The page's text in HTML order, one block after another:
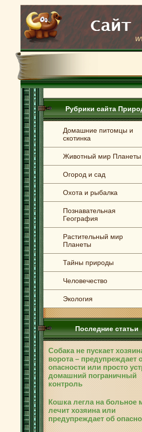
Рубрики сайта
Домашние питомцы и
скотинка
Животный мир Планеты
Огород и сад
Охота и рыбалка
Познавательная
География
Растительный мир
Планеты
Тайны природы
Человечество
Экология
Последние статьи
Собака не пускает
ворота – предупреждает
опасности или просто
домашний пограничный
контроль
Кошка легла на больное
лечит хозяина или
предупреждает об